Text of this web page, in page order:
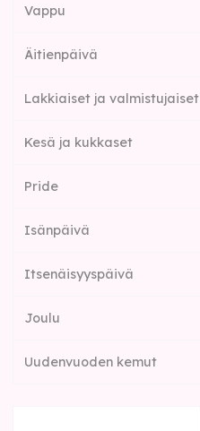
Vappu
Äitienpäivä
Lakkiaiset ja valmistujaiset
Kesä ja kukkaset
Pride
Isänpäivä
Itsenäisyyspäivä
Joulu
Uudenvuoden kemut